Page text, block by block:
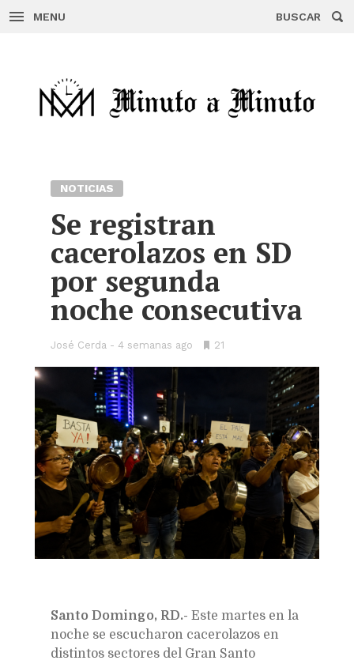
MENU BUSCAR
NOTICIAS
Se registran
cacerolazos en SD
por segunda
noche consecutiva
José Cerda 4 semanas ago
•21
Santo Domingo, RD.- Este martes en la
noche se escucharon cacerolazos en
distintos sectores del Gran Santo